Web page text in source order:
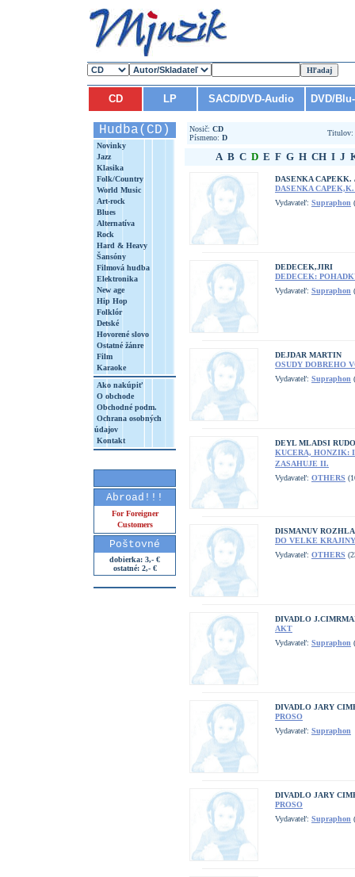
CD LP SACD/DVD-Audio DVD/
Hudba(CD)
Novinky
Jazz
Klasika
Folk/Country
World Music
Art-rock
Blues
Alternatíva
Rock
Hard & Heavy
Šansóny
Filmová hudba
Elektronika
New age
Hip Hop
Folklór
Detské
Hovorené slovo
Ostatné žánre
Film
Karaoke
Ako nakúpiť
O obchode
Obchodné podm.
Ochrana osobných
údajov
Kontakt
Abroad!!!
For Foreigner
Customers
Poštovné
dobierka: 3,- €
ostatné: 2,- €
Nosič: CD
Písmeno: D
A B C D E F G H CH I J
DASENKA
DASENKA
Vydavateľ: Supraphon
DEDECEK,JIRI
DEDECEK:
Vydavateľ: Supraphon
DEJDAR MARTIN
OSUDY DOBREHO
Vydavateľ: Supraphon
DEYL MLADSI
KUCERA, HONZIK:
ZASAHUJE II.
Vydavateľ: OTHERS
DISMANUV
DO VELKE
Vydavateľ: OTHERS
DIVADLO
AKT
Vydavateľ: Supraphon
DIVADLO JARY
PROSO
Vydavateľ: Supraphon
DIVADLO JARY
PROSO
Vydavateľ: Supraphon